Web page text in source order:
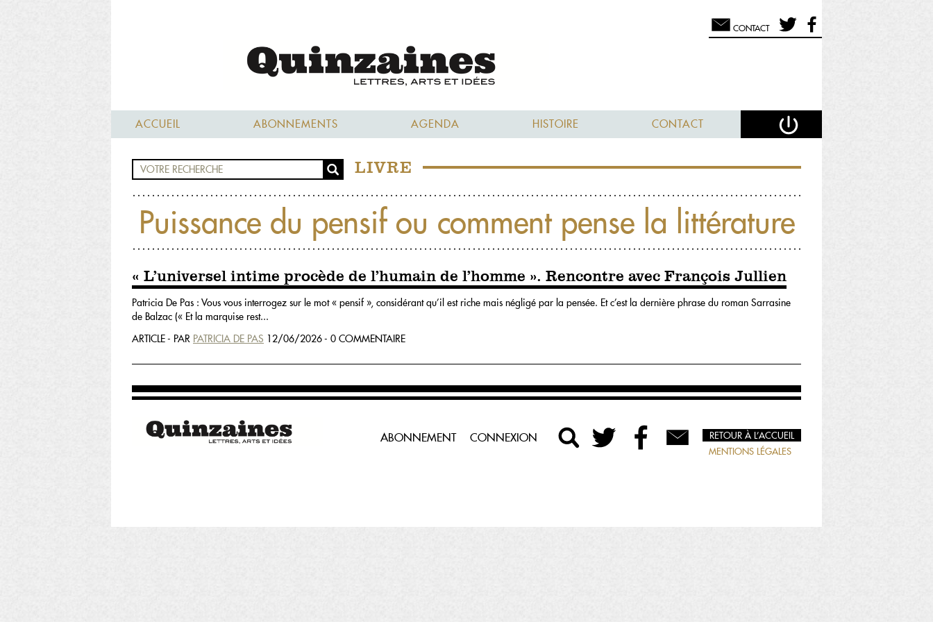
CONTACT
ACCUEIL ABONNEMENTS AGENDA HISTOIRE CONTACT
LIVRE
Puissance du pensif ou comment pense la littérature
« L’universel intime procède de l’humain de l’homme ». Rencontre avec François Jullien
Patricia De Pas : Vous vous interrogez sur le mot « pensif », considérant qu’il est riche mais négligé par la pensée. Et c’est la dernière phrase du roman Sarrasine
de Balzac (« Et la marquise rest...
ARTICLE - PAR PATRICIA DE PAS 12/06/2026 - 0 COMMENTAIRE
ABONNEMENT CONNEXION
RETOUR À L’ACCUEIL
MENTIONS LÉGALES